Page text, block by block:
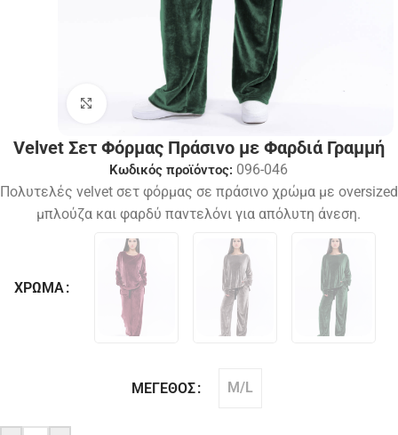
Click to enlarge
Velvet Σετ Φόρμας Πράσινο με Φαρδιά Γραμμή
Κωδικός προϊόντος: 096-046
Πολυτελές velvet σετ φόρμας σε πράσινο χρώμα με oversized
μπλούζα και φαρδύ παντελόνι για απόλυτη άνεση.
ΧΡΏΜΑ
ΜΈΓΕΘΟΣ M/L